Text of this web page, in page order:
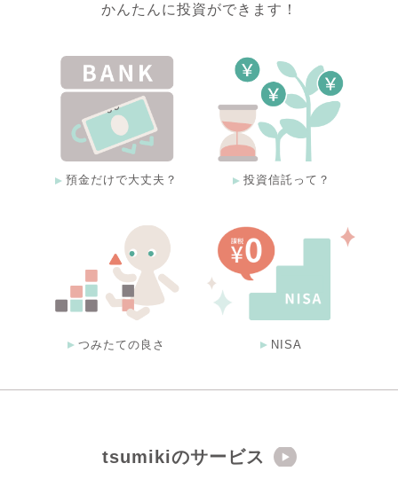
かんたんに投資ができます！
預金だけで大丈夫？ 投資信託って？
つみたての良さ NISA
tsumikiのサービス